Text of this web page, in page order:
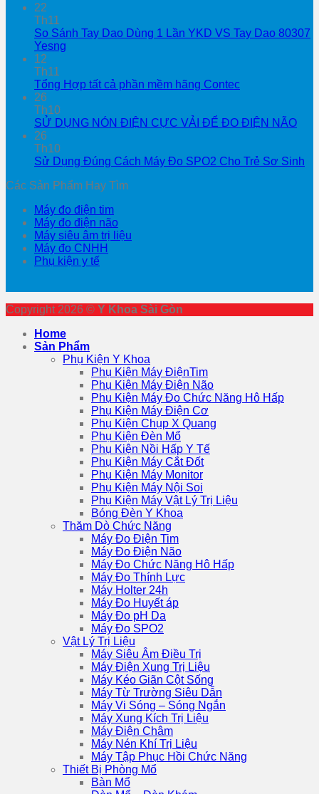
22
Th11
So Sánh Tay Dao Dùng 1 Lần YKD VS Tay Dao 80307
Yesng
12
Th11
Tổng Hợp tất cả phần mềm hãng Contec
26
Th10
SỬ DỤNG NÓN ĐIỆN CỰC VẢI ĐỂ ĐO ĐIỆN NÃO
26
Th10
Sử Dụng Đúng Cách Máy Đo SPO2 Cho Trẻ Sơ Sinh
Các Sản Phẩm Hay Tìm
Máy đo điện tim
Máy đo điện não
Máy siêu âm trị liệu
Máy đo CNHH
Phụ kiện y tế
Copyright 2026 © Y Khoa Sài Gòn
Home
Sản Phẩm
Phụ Kiện Y Khoa
Phụ Kiện Máy ĐiệnTim
Phụ Kiện Máy Điện Não
Phụ Kiện Máy Đo Chức Năng Hô Hấp
Phụ Kiện Máy Điện Cơ
Phụ Kiện Chụp X Quang
Phụ Kiện Đèn Mổ
Phụ Kiện Nồi Hấp Y Tế
Phụ Kiện Máy Cắt Đốt
Phụ Kiện Máy Monitor
Phụ Kiện Máy Nội Soi
Phụ Kiện Máy Vật Lý Trị Liệu
Bóng Đèn Y Khoa
Thăm Dò Chức Năng
Máy Đo Điện Tim
Máy Đo Điện Não
Máy Đo Chức Năng Hô Hấp
Máy Đo Thính Lực
Máy Holter 24h
Máy Đo Huyết áp
Máy Đo pH Da
Máy Đo SPO2
Vật Lý Trị Liệu
Máy Siêu Âm Điều Trị
Máy Điện Xung Trị Liệu
Máy Kéo Giãn Cột Sống
Máy Từ Trường Siêu Dẫn
Máy Vi Sóng – Sóng Ngắn
Máy Xung Kích Trị Liệu
Máy Điện Châm
Máy Nén Khí Trị Liệu
Máy Tập Phục Hồi Chức Năng
Thiết Bị Phòng Mổ
Bàn Mổ